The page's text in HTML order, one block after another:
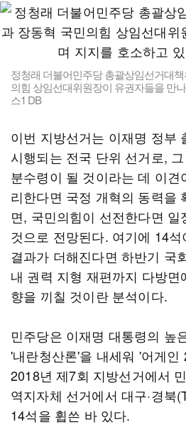
정청래 더불어민주당 총괄상임선거대
의힘 상임선대위원장이 유권자들을 만
스1 DB
이번 지방선거는 이재명 정부
시행되는 전국 단위 선거로,
분수령이 될 것이라는 데 이
리한다면 국정 개혁의 동력을
면, 국민의힘이 선전한다면 일
것으로 전망된다. 여기에 14석
결과가 더해진다면 하반기 국
내 권력 지형 재편까지 다방면
향을 끼칠 것이란 분석이다.
민주당은 이재명 대통령의 높
'내란청산론'을 내세워 '어게인
2018년 제7회 지방선거에서
역지자체 선거에서 대구·경북
14석을 휩쓴 바 있다.